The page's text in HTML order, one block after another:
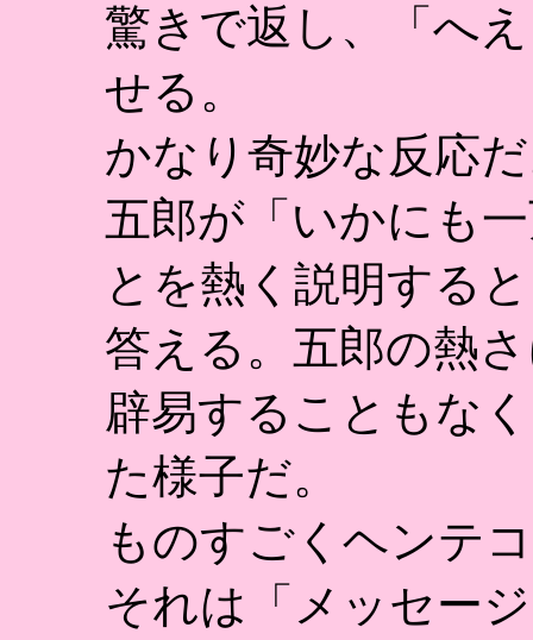
驚きで返し、「へ
せる。
かなり奇妙な反応
五郎が「いかにも
とを熱く説明する
答える。五郎の熱
辟易することもな
た様子だ。
ものすごくヘンテ
それは「メッセー